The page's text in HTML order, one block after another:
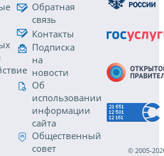
Обратная
связь
Контакты
Подписка
на
новости
Об
использовании
информации
сайта
Общественный
совет
© 2005-